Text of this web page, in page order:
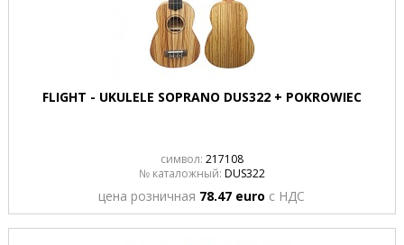
FLIGHT - UKULELE SOPRANO DUS322 + POKROWIEC
символ: 217108
№ каталожный: DUS322
цена розничная 78.47 euro с НДС